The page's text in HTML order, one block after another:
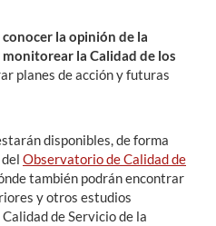
la opinión de la
la Calidad de los
planes de acción y futuras
disponibles, de forma
Observatorio de Calidad de
también podrán encontrar
y otros estudios
de Servicio de la